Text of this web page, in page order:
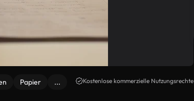
Papier ... Kostenlose kommerzielle Nutzungsrechte